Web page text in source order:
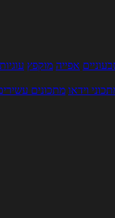
אפייה מוקפץ עוגיות
וידאו מתכונים